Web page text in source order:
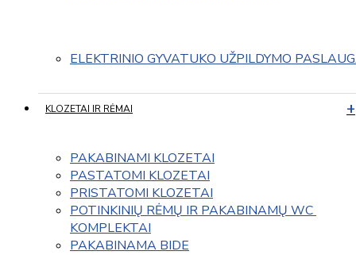
ELEKTRINIO GYVATUKO UŽPILDYMO
KLOZETAI IR RĖMAI
PAKABINAMI KLOZETAI
PASTATOMI KLOZETAI
PRISTATOMI KLOZETAI
POTINKINIŲ RĖMŲ IR PAKABINAMŲ WC
KOMPLEKTAI
PAKABINAMA BIDE